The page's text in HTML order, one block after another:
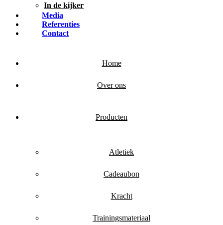
In de kijker
Media
Referenties
Contact
Home
Over ons
Producten
Atletiek
Cadeaubon
Kracht
Trainingsmateriaal